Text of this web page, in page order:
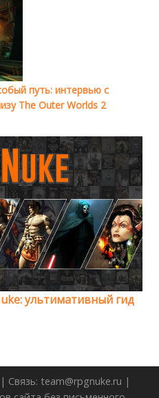
путь: интервью с
The Outer Worlds 2
ультимативный гид
team@rpgnuke.ru |